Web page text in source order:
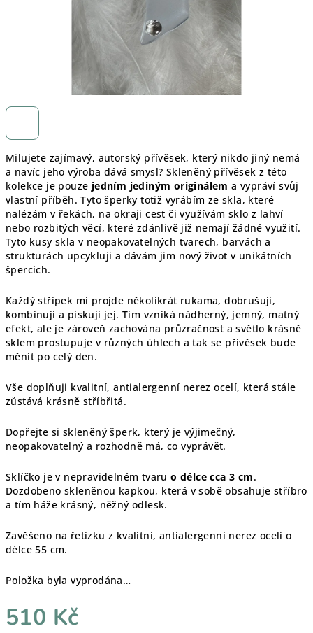
Milujete zajímavý, autorský přívěsek, který nikdo jiný nemá
a navíc jeho výroba dává smysl? Skleněný přívěsek z této
kolekce je pouze jedním jediným originálem a vypráví svůj
vlastní příběh. Tyto šperky totiž vyrábím ze skla, které
nalézám v řekách, na okraji cest či využívám sklo z lahví
nebo rozbitých věcí, které zdánlivě již nemají žádné využití.
Tyto kusy skla v neopakovatelných tvarech, barvách a
strukturách upcykluji a dávám jim nový život v unikátních
špercích.
Každý střípek mi projde několikrát rukama, dobrušuji,
kombinuji a pískuji jej. Tím vzniká nádherný, jemný, matný
efekt, ale je zároveň zachována průzračnost a světlo krásně
sklem prostupuje v různých úhlech a tak se přívěsek bude
měnit po celý den.
Vše doplňuji kvalitní, antialergenní nerez ocelí, která stále
zůstává krásně stříbřitá.
Dopřejte si skleněný šperk, který je výjimečný,
neopakovatelný a rozhodně má, co vyprávět.
Sklíčko je v nepravidelném tvaruo délce cca 3 cm.
Dozdobeno skleněnou kapkou, která v sobě obsahuje stříbro
a tím háže krásný, něžný odlesk.
Zavěšeno na řetízku z kvalitní, antialergenní nerez oceli o
délce 55 cm.
Položka byla vyprodána…
510 Kč